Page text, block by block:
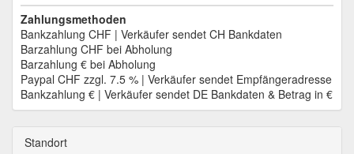
Zahlungsmethoden
Bankzahlung CHF | Verkäufer sendet CH Bankdaten
Barzahlung CHF bei Abholung
Barzahlung € bei Abholung
Paypal CHF zzgl. 7.5 % | Verkäufer sendet Empfängeradresse
Bankzahlung € | Verkäufer sendet DE Bankdaten & Betrag in €
Standort